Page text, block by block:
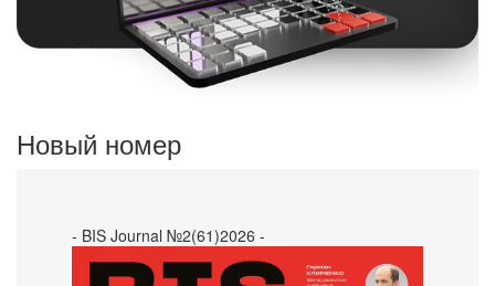
Новый номер
- BIS Journal №2(61)2026 -